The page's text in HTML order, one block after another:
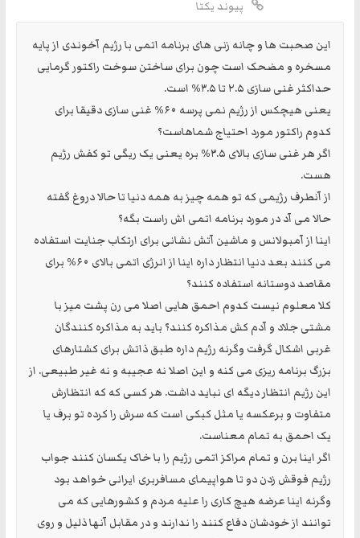
پیوند یکتا
این صحبت ها و چانه زنی های برنامه اتمی با رژیم آخوندی از پایه
مسخره و مضحک است چون برای ساختن سوخت راکتور گرمایی
حداکثر غنی سازی ۲.۵ تا ۳.۵% است.
یعنی هیچکس از رژیم نمی پرسه ۶۰% غنی سازی دقیقا برای
کدوم راکتور مورد احتیاج شماهاست؟
اگر هر غنی سازی بالای ۳.۵% بره یعنی یک ریگی تو کفش رژیم
هست.
از آنطرف رژیمی که تو همه چیز به همه دنیا تا حالا دروغ گفته
حالا می آد در مورد برنامه اتمی اش راست بگه؟
اینا از آمبولانس و ماشین آتش نشانی برای ارتکاب جنایت استفاده
می کنند بعد دنیا انتظار داره اینا از انرژی اتمی بالای ۶۰% برای
مقاصد دوستانه استفاده کنند؟
کلا معلوم نیست کدوم احمق هایی اصلا می رن پشت میز با
مشتی جلاد و آدم کش مذاکره کنند؟ باید به مذاکره کنندگان
غربی اشکال گرفت وگرنه رژیم داره طبق ذاتش برای کشتارهای
بزرگ برنامه ریزی می کنه و این اصلا نه عجیبه و نه غیر طبیعی. از
این رژیم انتظار دیگه ای نباید داشت. هر کسی که که انتظارش
متفاوت و برعکسه یا مثل کبکی است که سرش را کرده تو برف یا
یک احمق به تمام معناست.
اگر اینا برن و تمام مراکز اتمی رژیم را با خاک یکسان کنند جواب
رژیم فوقش زدن دو تا هواپیمای مسافربری ایرانی خواهد بود
وگرنه اینا عرضه هیچ کاری را علیه مردم و کشورهایی که می
توانند از خودشان دفاع کنند را ندارند و در مقابل آنها ذلیل و روی